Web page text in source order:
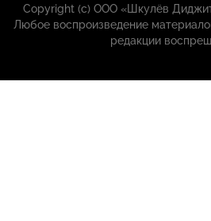
Copyright (с) ООО «Шкулёв
Любое воспроизведение
редакции